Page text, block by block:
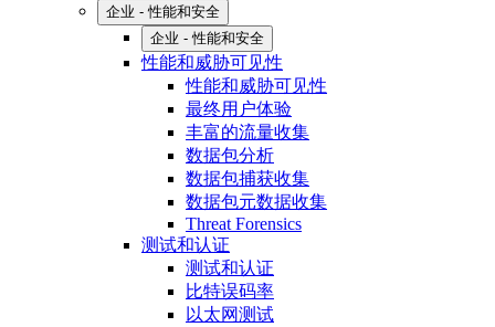
企业 - 性能和安全
企业 - 性能和安全
性能和威胁可见性
性能和威胁可见性
最终用户体验
丰富的流量收集
数据包分析
数据包捕获收集
数据包元数据收集
Threat Forensics
测试和认证
测试和认证
比特误码率
以太网测试